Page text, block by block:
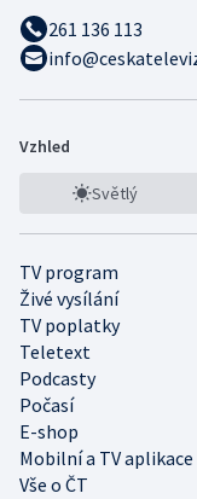
261 136 113
Vzhled
Světlý
TV program
Živé vysílání
TV poplatky
Teletext
Podcasty
Počasí
E-shop
Mobilní a TV aplikace
Vše o ČT